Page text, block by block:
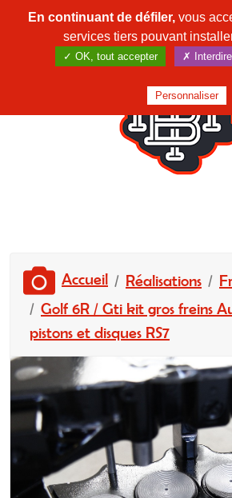
Accueil Réalisations
Golf 6R / Gti kit gros freins
pistons et disques RS7
En continuant de défiler,vous
services tiers pouvant
✓ OK, tout accepter ✗
Personnaliser